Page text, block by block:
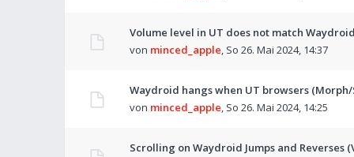
Volume level in UT does not match
von minced_apple, So 26. Mai 2024, 14:37
Waydroid hangs when UT browsers (Morph/
von minced_apple, So 26. Mai 2024, 14:25
Scrolling on Waydroid Jumps and Reverses